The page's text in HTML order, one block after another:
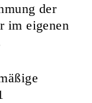
der
im eigenen